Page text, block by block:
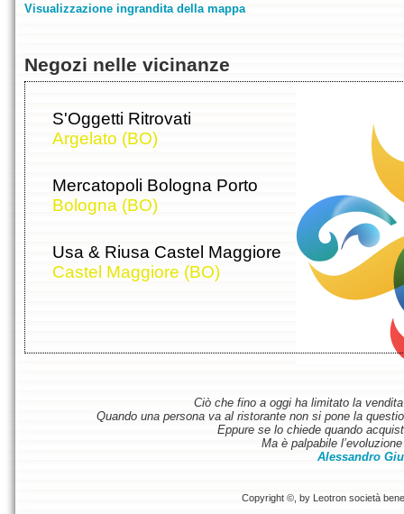
Visualizzazione ingrandita della mappa
Negozi nelle vicinanze
S'Oggetti Ritrovati
Argelato (BO)
Mercatopoli Bologna Porto
Bologna (BO)
Usa & Riusa Castel Maggiore
Castel Maggiore (BO)
Ciò che fino a oggi ha limitato la
Quando una persona va al ristorante non si pone la
Eppure se lo chiede quando
Ma è palpabile
Alessandro
Copyright ©, by Leotron società